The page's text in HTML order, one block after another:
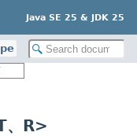
Java SE 25 & JDK 25
R>